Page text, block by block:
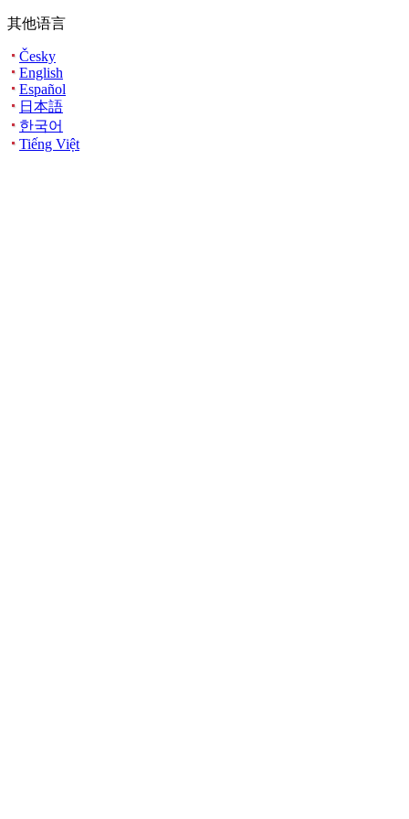
其他语言
Česky
English
Español
日本語
한국어
Tiếng Việt